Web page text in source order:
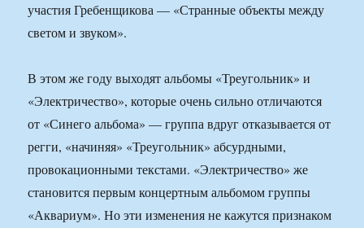
участия Гребенщикова — «Странные объекты между
светом и звуком».
В этом же году выходят альбомы «Треугольник» и
«Электричество», которые очень сильно отличаются
от «Синего альбома» — группа вдруг отказывается от
регги, «начиняя» «Треугольник» абсурдными,
провокационными текстами. «Электричество» же
становится первым концертным альбомом группы
«Аквариум». Но эти изменения не кажутся признаком